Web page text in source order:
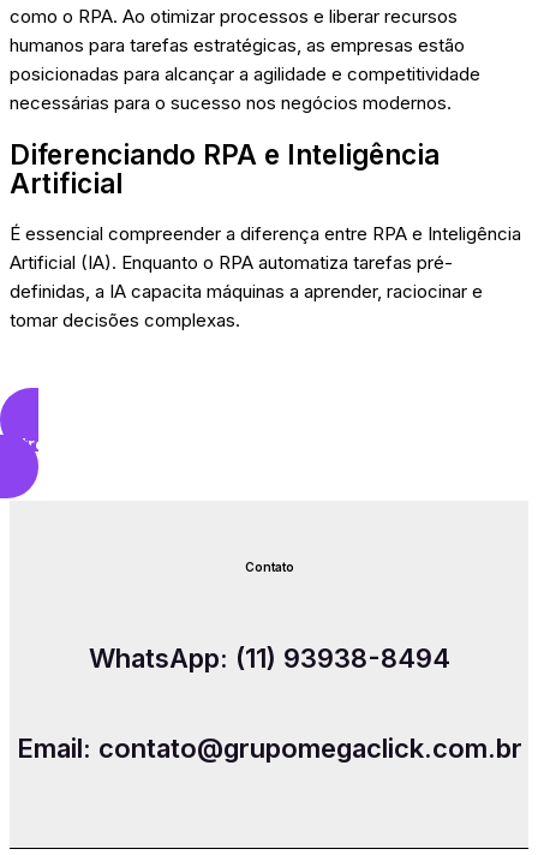
como o RPA. Ao otimizar processos e liberar recursos
humanos para tarefas estratégicas, as empresas estão
posicionadas para alcançar a agilidade e competitividade
necessárias para o sucesso nos negócios modernos.
Diferenciando RPA e Inteligência
Artificial
É essencial compreender a diferença entre RPA e Inteligência
Artificial (IA). Enquanto o RPA automatiza tarefas pré-
definidas, a IA capacita máquinas a aprender, raciocinar e
tomar decisões complexas.
Entre Em Contato
Contato
WhatsApp: (11) 93938-8494
Email: contato@grupomegaclick.com.br